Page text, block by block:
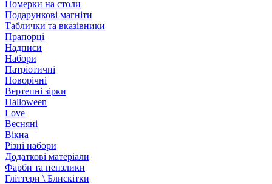
Номерки на столи
Подарункові магніти
Таблички та вказівники
Прапорці
Надписи
Набори
Патріотичні
Новорічні
Вертепні зірки
Halloween
Love
Весняні
Вікна
Різні набори
Додаткові матеріали
Фарби та пензлики
Гліттери \ Блискітки